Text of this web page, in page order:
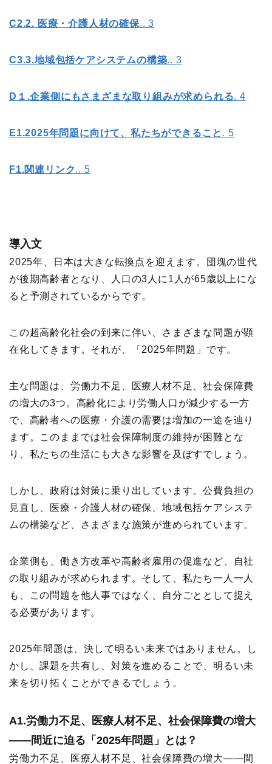
C2.2. 医療・介護人材の確保.. 3
C3.3.地域包括ケアシステムの構築.. 3
D １.企業側にもさまざまな取り組みが求められる. 4
E1.2025年問題に向けて、私たちができること . 5
F1.関連リンク.. 5
導入文
2025年、日本は大きな転換点を迎えます。団塊の世代
が後期高齢者となり、人口の3人に1人が65歳以上にな
ると予測されているからです。
この超高齢化社会の到来に伴い、さまざまな問題が顕
在化してきます。それが、「2025年問題」です。
主な問題は、労働力不足、医療人材不足、社会保障費
の増大の3つ。高齢化により労働人口が減少する一方
で、高齢者への医療・介護の需要は増加の一途を辿り
ます。このままでは社会保障制度の維持が困難とな
り、私たちの生活にも大きな影響を及ぼすでしょう。
しかし、政府は対策に乗り出しています。公費負担の
見直し、医療・介護人材の確保、地域包括ケアシステ
ムの構築など、さまざまな施策が進められています。
企業側も、働き方改革や高齢者雇用の促進など、自社
の取り組みが求められます。そして、私たち一人一人
も、この問題を他人事ではなく、自分ごととして捉え
る必要があります。
2025年問題は、決して明るい未来ではありません。し
かし、課題を共有し、対策を進めることで、明るい未
来を切り拓くことができるでしょう。
A1.労働力不足、医療人材不足、社会保障費の増大
——間近に迫る「2025年問題」とは？
労働力不足、医療人材不足、社会保障費の増大——間